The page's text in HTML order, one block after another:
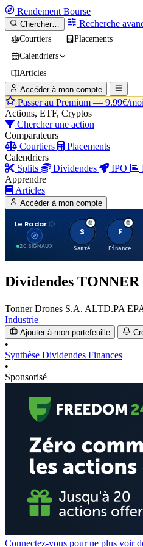
Rendement Bourse
Chercher… Recherche
Courtiers
Placements
Calendriers
Articles
Accéder à mon compte
Passer au Premium — 9.99€/
Actions, ETF, Cryptos
Chercher une action
Comparateurs
Courtiers
Placements
Calendriers
Splits
Dividendes IPO
Apprendre
Articles
Accéder à mon compte
Le Radar
20 SIGNAUX
S
Santé
F
Finance
Dividendes TONNER
Tonner Drones S.A. ALTD.PA
Industrie
Ajouter à mon portefeuille
•
Synthèse Dividendes Finances
•
Sponsorisé
Connectez-vous pour ne plus voir